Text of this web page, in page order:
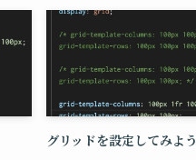
グリッドを設定してみよう